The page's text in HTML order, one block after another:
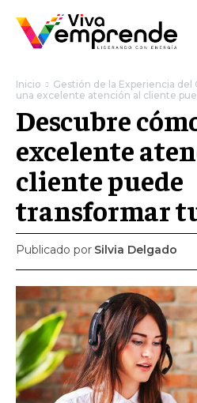
SUBSCRIBE
Welcome to Liberty Case
We have a curated list of the
across the globe. With any
Inicio Gestión de la Experiencia del
una excelente atención al cliente
Descubre
excelente
cliente puede
transformar
Publicado por Silvia Delgado